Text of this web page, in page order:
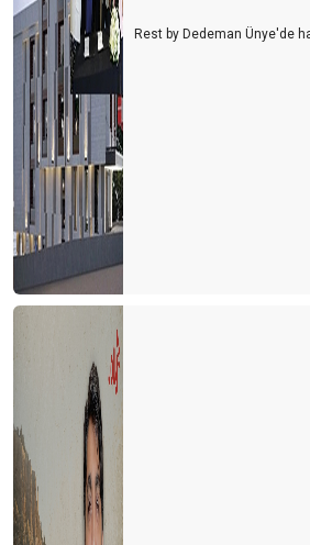
Rest by Dedeman Ünye'de